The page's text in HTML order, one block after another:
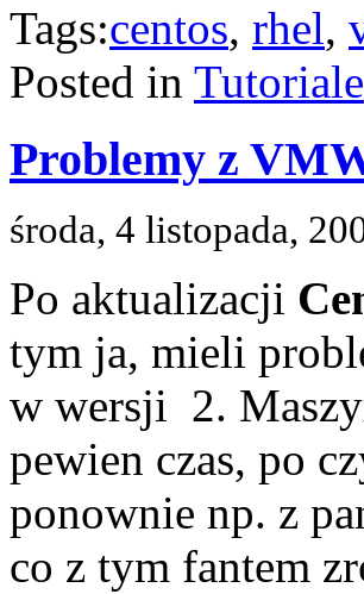
Tags:centos, rhel,
Posted in Tutoriale
Problemy z
środa, 4 listopada,
Po aktualizacji
tym ja, mieli
w wersji 2.
pewien czas, po
ponownie np. z
co z tym fantem